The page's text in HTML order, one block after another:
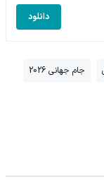
دانلود
جام جهانی 2026